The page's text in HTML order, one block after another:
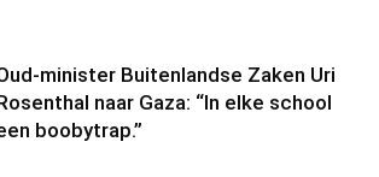
minister Buitenlandse Zaken Uri
naar Gaza: “In elke school
boobytrap.”